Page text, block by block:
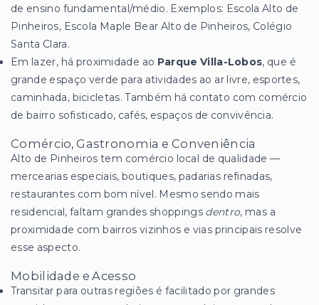
de ensino fundamental/médio. Exemplos: Escola Alto de
Pinheiros, Escola Maple Bear Alto de Pinheiros, Colégio
Santa Clara.
Em lazer, há proximidade ao Parque Villa-Lobos, que é
grande espaço verde para atividades ao ar livre, esportes,
caminhada, bicicletas. Também há contato com comércio
de bairro sofisticado, cafés, espaços de convivência.
Comércio, Gastronomia e Conveniência
Alto de Pinheiros tem comércio local de qualidade —
mercearias especiais, boutiques, padarias refinadas,
restaurantes com bom nível. Mesmo sendo mais
residencial, faltam grandes shoppings dentro, mas a
proximidade com bairros vizinhos e vias principais resolve
esse aspecto.
Mobilidade e Acesso
Transitar para outras regiões é facilitado por grandes